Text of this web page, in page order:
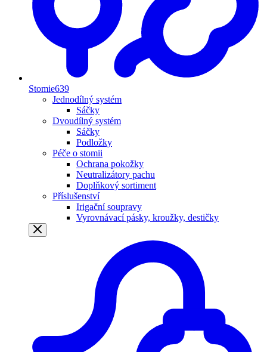
Stomie639
Jednodílný systém
Sáčky
Dvoudílný systém
Sáčky
Podložky
Péče o stomii
Ochrana pokožky
Neutralizátory pachu
Doplňkový sortiment
Příslušenství
Irigační soupravy
Vyrovnávací pásky, kroužky, destičky